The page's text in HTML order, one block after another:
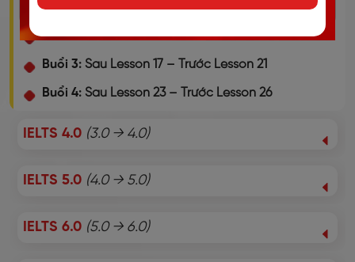
Buổi 1:Sau Lesson 4 – Trước Lesson 7
Buổi 2:Sau Lesson 10 – Trước Lesson 13
Buổi 3: Sau Lesson 17 – Trước Lesson 21
Buổi 4: Sau Lesson 23 – Trước Lesson 26
IELTS 4.0 (3.0 → 4.0)
IELTS 5.0 (4.0 → 5.0)
IELTS 6.0 (5.0 → 6.0)